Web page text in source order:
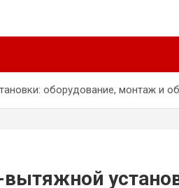
оборудование, монтаж и